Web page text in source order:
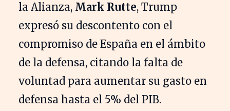
la Alianza, Mark Rutte, Trump
expresó su descontento con el
compromiso de España en el ámbito
de la defensa, citando la falta de
voluntad para aumentar su gasto en
defensa hasta el 5% del PIB.